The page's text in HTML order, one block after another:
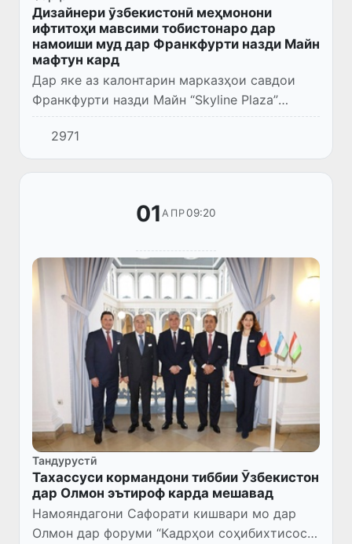
Дизайнери ӯзбекистонӣ меҳмонони
ифтитоҳи мавсими тобистонаро дар
намоиши муд дар Франкфурти назди Майн
мафтун кард
Дар яке аз калонтарин марказҳои савдои
Франкфурти назди Майн “Skyline Plaza”
намоишгоҳи байналмилалии мӯд
«Modenschau–2024», ки бо дастгирии
Вазорати рушди иқтисод ва Ассотсиатсия...
2971
01АПР09:20
Тандурустӣ
Тахассуси кормандони тиббии Ӯзбекистон
дар Олмон эътироф карда мешавад
Намояндагони Сафорати кишвари мо дар
Олмон дар форуми “Кадрҳои соҳибихтисос